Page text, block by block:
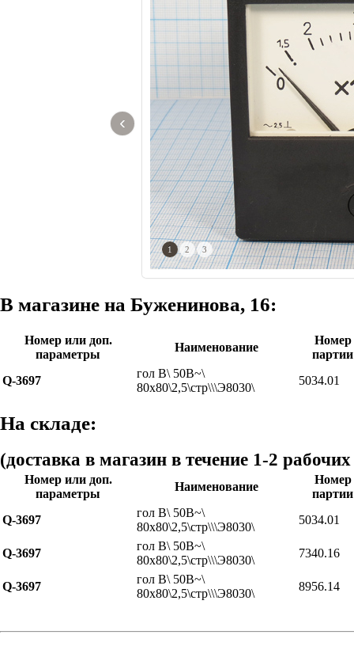
‹
1 2 3
В магазине на Буженинова, 16:
Номер или доп.
параметры
Наименование
Номер
партии
Q-3697
гол В\ 50В~\
80x80\2,5\стр\\\Э8030\
5034.01
На складе:
(доставка в магазин в течение 1-2
Номер или доп.
параметры
Наименование
Номер
партии
Q-3697
гол В\ 50В~\
80x80\2,5\стр\\\Э8030\
5034.01
Q-3697
гол В\ 50В~\
80x80\2,5\стр\\\Э8030\
7340.16
Q-3697
гол В\ 50В~\
80x80\2,5\стр\\\Э8030\
8956.14